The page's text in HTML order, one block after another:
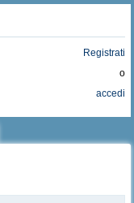
Registrati
o
accedi